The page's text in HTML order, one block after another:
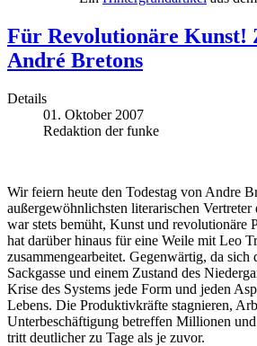
Für Revolutionäre Kunst!
André Bretons
Details
01. Oktober 2007
Redaktion der funke
Wir feiern heute den Todestag von Andre
außergewöhnlichsten literarischen Vertreter
war stets bemüht, Kunst und revolutionäre
hat darüber hinaus für eine Weile mit Leo
zusammengearbeitet. Gegenwärtig, da
Sackgasse und einem Zustand des
Krise des Systems jede Form und jeden
Lebens. Die Produktivkräfte stagnieren,
Unterbeschäftigung betreffen Millionen
tritt deutlicher zu Tage als je zuvor.